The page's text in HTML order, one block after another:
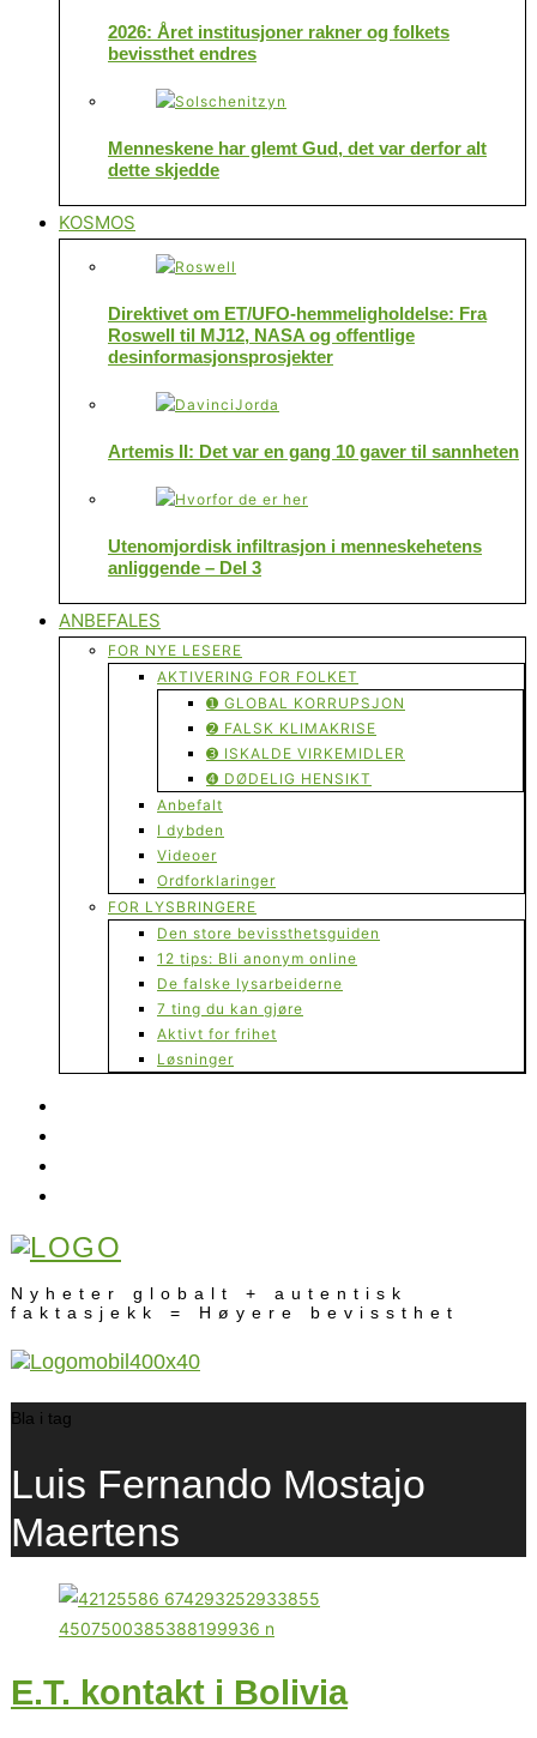
2026: Året institusjoner rakner og folkets
bevissthet endres
Menneskene har glemt Gud, det var derfor alt
dette skjedde
KOSMOS
Direktivet om ET/UFO-hemmeligholdelse: Fra
Roswell til MJ12, NASA og offentlige
desinformasjonsprosjekter
Artemis II: Det var en gang 10 gaver til sannheten
Utenomjordisk infiltrasjon i menneskehetens
anliggende – Del 3
ANBEFALES
FOR NYE LESERE
AKTIVERING FOR FOLKET
➊ GLOBAL KORRUPSJON
➋ FALSK KLIMAKRISE
➌ ISKALDE VIRKEMIDLER
➍ DØDELIG HENSIKT
Anbefalt
I dybden
Videoer
Ordforklaringer
FOR LYSBRINGERE
Den store bevissthetsguiden
12 tips: Bli anonym online
De falske lysarbeiderne
7 ting du kan gjøre
Aktivt for frihet
Løsninger
Nyheter globalt + autentisk
faktasjekk = Høyere bevissthet
Bla i tag
Luis Fernando Mostajo
Maertens
E.T. kontakt i Bolivia